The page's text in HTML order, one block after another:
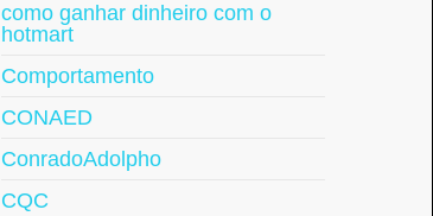
como ganhar dinheiro com o
hotmart
Comportamento
CONAED
ConradoAdolpho
CQC